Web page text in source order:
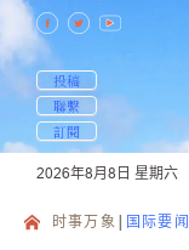
投稿
聯繫
訂閱
2026年8月8日 星期六
时事万象 国际要闻